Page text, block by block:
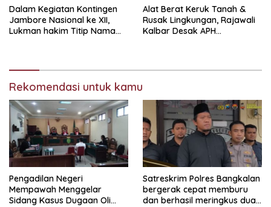
Dalam Kegiatan Kontingen
Jambore Nasional ke XII,
Lukman hakim Titip Nama
Alat Berat Keruk Tanah &
Rusak Lingkungan, Rajawali
Kalbar Desak APH
Rekomendasi untuk kamu
Pengadilan Negeri
Mempawah Menggelar
Sidang Kasus Dugaan Oli
Satreskrim Polres Bangkalan
bergerak cepat memburu
dan berhasil meringkus dua